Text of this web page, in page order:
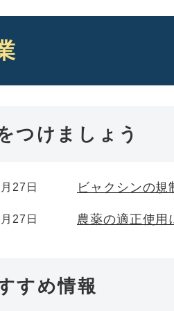
つけましょう
27日 ビャクシンの規
27日 農薬の適正使用
すめ情報